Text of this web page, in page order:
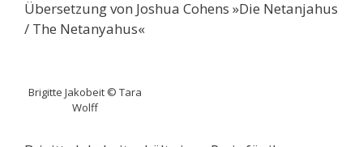
Übersetzung von Joshua Cohens »Die Netanjahus
/ The Netanyahus«
Brigitte Jakobeit © Tara
Wolff